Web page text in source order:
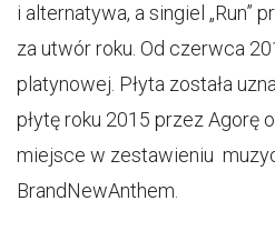
i alternatywa, a singiel „Run”
za utwór roku. Od czerwca
platynowej. Płyta została
płytę roku 2015 przez Agorę
miejsce w zestawieniu
BrandNewAnthem.